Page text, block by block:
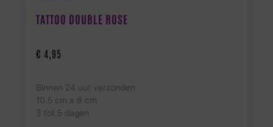
TATTOO DOUBLE ROSE
€ 4,95
Binnen 24 uur verzonden
10.5 cm x 6 cm
3 tot 5 dagen